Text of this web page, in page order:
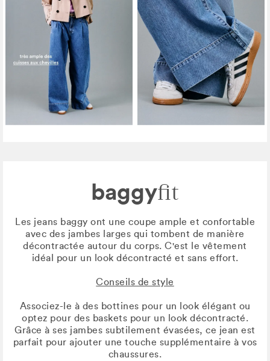
baggyfit
Les jeans baggy ont une coupe ample et confortable
avec des jambes larges qui tombent de manière
décontractée autour du corps. C'est le vêtement
idéal pour un look décontracté et sans effort.
Conseils de style
Associez-le à des bottines pour un look élégant ou
optez pour des baskets pour un look décontracté.
Grâce à ses jambes subtilement évasées, ce jean est
parfait pour ajouter une touche supplémentaire à vos
chaussures.